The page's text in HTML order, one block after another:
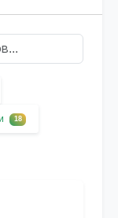
18